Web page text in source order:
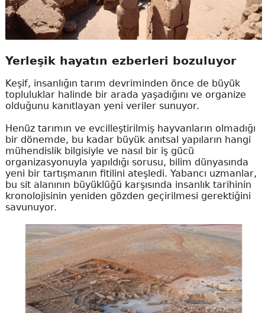
Yerleşik hayatın ezberleri bozuluyor
Keşif, insanlığın tarım devriminden önce de büyük
topluluklar halinde bir arada yaşadığını ve organize
olduğunu kanıtlayan yeni veriler sunuyor.
Henüz tarımın ve evcilleştirilmiş hayvanların olmadığı
bir dönemde, bu kadar büyük anıtsal yapıların hangi
mühendislik bilgisiyle ve nasıl bir iş gücü
organizasyonuyla yapıldığı sorusu, bilim dünyasında
yeni bir tartışmanın fitilini ateşledi. Yabancı uzmanlar,
bu sit alanının büyüklüğü karşısında insanlık tarihinin
kronolojisinin yeniden gözden geçirilmesi gerektiğini
savunuyor.